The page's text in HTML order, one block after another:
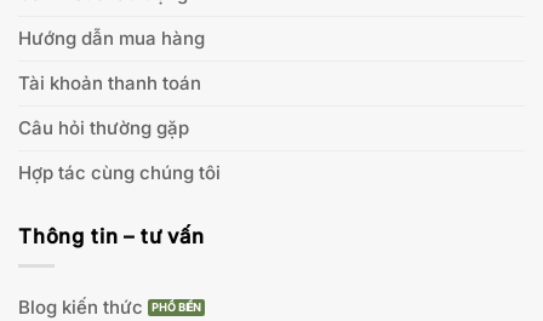
Hướng dẫn mua hàng
Tài khoản thanh toán
Câu hỏi thường gặp
Hợp tác cùng chúng tôi
Thông tin – tư vấn
Blog kiến thức